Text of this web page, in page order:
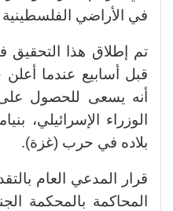
في الأراضي الفلسطينية
قبل أسابيع عندما أعلن
أنه يسعى للحصول
الوزراء الإسرائيلي،
بلاده في حرب (غزة).
قرار المدعي العام
المحاكمة بالمحكمة